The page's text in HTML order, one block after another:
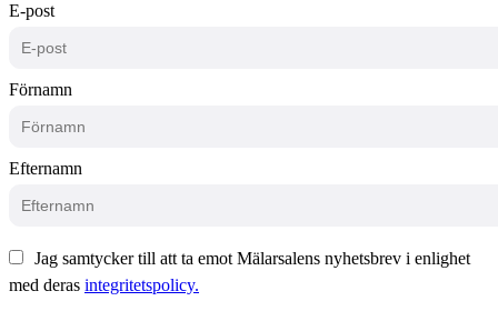
E-post
Förnamn
Efternamn
Jag samtycker till att ta emot Mälarsalens nyhetsbrev i enlighet
med deras integritetspolicy.